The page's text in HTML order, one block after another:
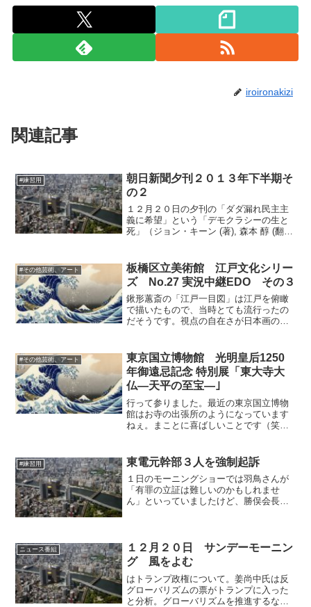
iroironakizi
関連記事
#練習用
朝日新聞夕刊２０１３年下半期そ
の２
１２月２０日の夕刊の「ダダ漏れ民主主
義に希望」という「デモクラシーの生と
死」（ジョン・キーン (著), 森本 醇 (翻
の歴史を、真に民主的で世界的な視点か
ら書き直した...
#その他芸術、アート
板橋区立美術館 江戸文化シリー
ズ No.27 実況中継EDO その３
鍬形蕙斎の「江戸一目図」は江戸を俯瞰
で描いたもので、当時とても流行ったの
だそうです。視点の自在さが日本画の一
開図」は船頭さんの姿が格好よいです。
長谷川雪旦（下図）、雪堤...
#その他芸術、アート
東京国立博物館 光明皇后1250
年御遠忌記念 特別展「東大寺大
仏―天平の至宝―｣
行って参りました。最近の東京国立博物
館はお寺の出張所のようになっています
ねぇ。まことに喜ばしいことです（笑）
は発掘された瓦の類が。戦国時代の瓦で
すとかは、中まで真っ黒、と...
#練習用 東電元幹部３人を強制起訴
１日のモーニングショーでは羽鳥さんが
「有罪の立証は難しいのかもしれませ
ん」といっていましたけど、勝俣会長が
「モーニングショー」で鳩を...
ニュース番組
１２月２０日 サンデーモーニン
グ 風をよむ
はトランプ政権について。姜尚中氏は反
グローバリズムの票がトランプに入った
と分析。グローバリズムを推進するなら